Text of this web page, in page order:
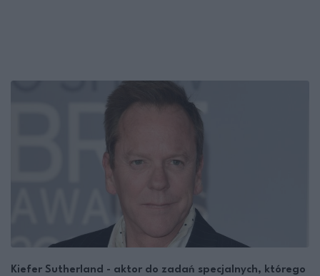
Kiefer Sutherland - aktor do zadań specjalnych, którego